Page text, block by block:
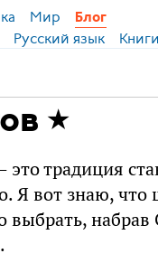
Мир Блог
Русский язык Книги
традиция
вот знаю, что
выбрать,